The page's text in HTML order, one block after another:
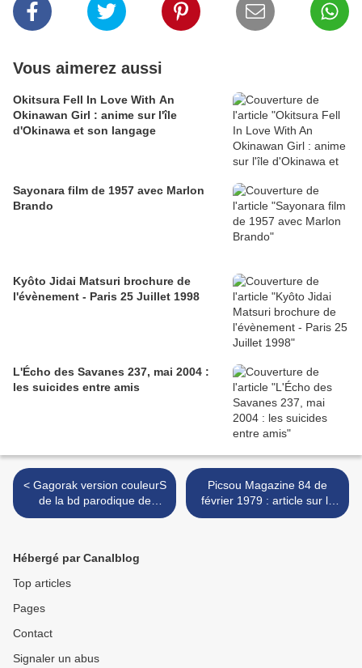
Vous aimerez aussi
Okitsura Fell In Love With An
Okinawan Girl : anime sur l'île
d'Okinawa et son langage
Sayonara film de 1957 avec Marlon
Brando
Kyôto Jidai Matsuri brochure de
l'évènement - Paris 25 Juillet 1998
L'Écho des Savanes 237, mai 2004 :
les suicides entre amis
< Gagorak version couleurS
de la bd parodique de
Goldorak par Cyrille
Picsou Magazine 84 de
février 1979 : article sur la
calligraphie japonaise >
Hébergé par Canalblog
Top articles
Pages
Contact
Signaler un abus